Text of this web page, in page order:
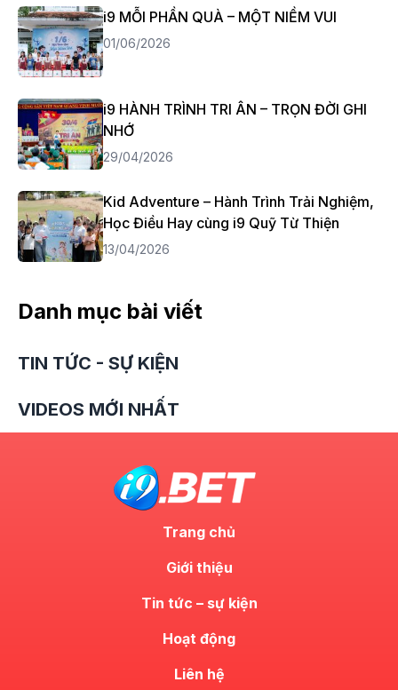
i9 MỖI PHẦN QUÀ – MỘT NIỀM VUI
01/06/2026
i9 HÀNH TRÌNH TRI ÂN – TRỌN ĐỜI GHI
NHỚ
29/04/2026
Kid Adventure – Hành Trình Trải Nghiệm,
Học Điều Hay cùng i9 Quỹ Từ Thiện
13/04/2026
Danh mục bài viết
TIN TỨC - SỰ KIỆN
VIDEOS MỚI NHẤT
Trang chủ
Giới thiệu
Tin tức – sự kiện
Hoạt động
Liên hệ